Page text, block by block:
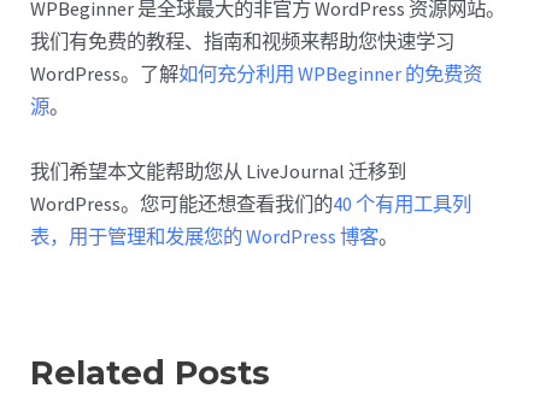
WPBeginner 是全球最大的非官方 WordPress 资源网站。
我们有免费的教程、指南和视频来帮助您快速学习
WordPress。了解如何充分利用 WPBeginner 的免费资
源。
我们希望本文能帮助您从 LiveJournal 迁移到
WordPress。您可能还想查看我们的40 个有用工具列
表，用于管理和发展您的 WordPress 博客。
Related Posts